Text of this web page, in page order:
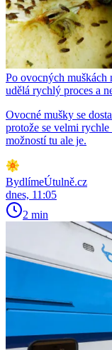
Po ovocných muškách
udělá rychlý proces a
Ovocné mušky se
protože se velmi
možností tu ale je.
BydlímeÚtulně.cz
dnes, 11:05
2 min